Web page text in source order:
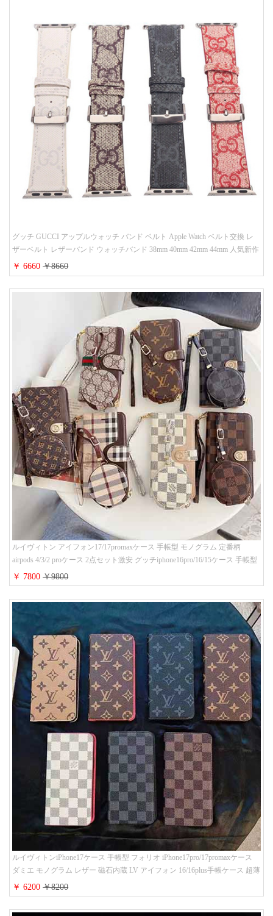
グッチ GUCCI アップルウォッチ バンド ベルト Apple Watch ベルト交換 レ
ザーベルト レザーバンド ウォッチバンド 38mm 40mm 42mm 44mm 人気新作
￥ 6660￥8660
ルイヴィトン アイフォン17/17promaxケース 手帳型 モノグラム 定番柄
airpods 4/3/2 proケース 2点セット激安 グッチiphone16pro/16/15ケース 手帳型
財布カード入り 多機能 ハイ ブランド Galaxy S25/S24/S23手帳カバー おすす
め
￥ 7800￥9800
ルイヴィトンiPhone17ケース 手帳型 フォリオ iPhone17pro/17promaxケース
ダミエ モノグラム レザー 磁石内蔵 LV アイフォン 16/16plus手帳ケース 超薄
ビジネス風 メンズ レディース おしゃれ ブランドiphone15/14/13手帳型スマ
ホケース お 揃い
￥ 6200￥8200